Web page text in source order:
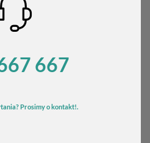
667
Prosimy o kontakt!.